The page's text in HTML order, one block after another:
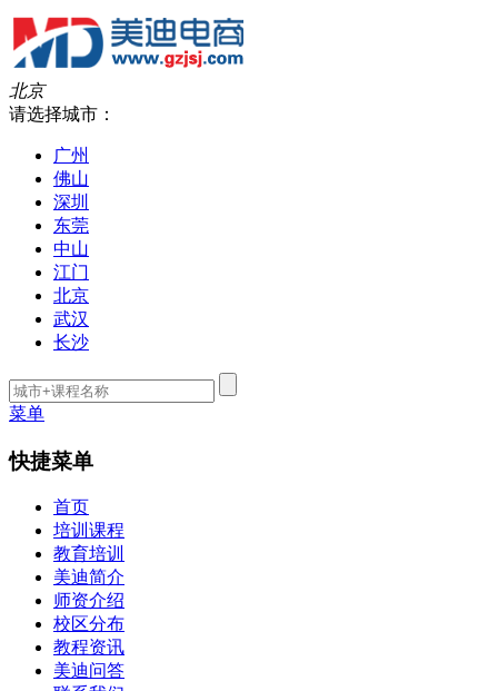
北京
请选择城市：
广州
佛山
深圳
东莞
中山
江门
北京
武汉
长沙
菜单
快捷菜单
首页
培训课程
教育培训
美迪简介
师资介绍
校区分布
教程资讯
美迪问答